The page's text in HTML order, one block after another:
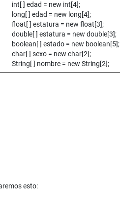
int[ ] edad = new int[4];
long[ ] edad = new long[4];
float[ ] estatura = new float[3];
double[ ] estatura = new double[3];
boolean[ ] estado = new boolean[5];
char[ ] sexo = new char[2];
String[ ] nombre = new String[2];
esto: